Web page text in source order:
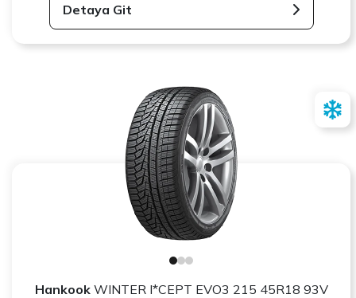
Detaya Git
HankookWINTER I*CEPT EVO3 215 45R18 93V